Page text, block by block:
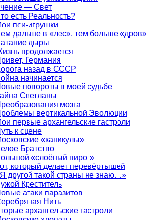
— Свет
есть Реальность?
пси-игрушки
дальше в «лес», тем больше «дров»
дыры
продолжается
Германия
назад в СССР
начинается
повороты в моей судьбе
Светланы
мозга
вертикальной Эволюции
первые архангельские гастроли
к сцене
«каникулы»
Братство
«слоёный пирог»
который делает перевёртышей
другой такой страны не знаю…»
Креститель
атаки паразитов
Нить
архангельские гастроли